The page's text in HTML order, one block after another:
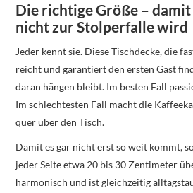
Die richtige Größe –
nicht zur Stolperfalle wird
Jeder kennt sie. Diese Tischdecke, die
reicht und garantiert den ersten Gast
daran hängen bleibt. Im besten Fall
Im schlechtesten Fall macht die
quer über den Tisch.
Damit es gar nicht erst so weit kommt,
jeder Seite etwa 20 bis 30 Zentimeter
harmonisch und ist gleichzeitig